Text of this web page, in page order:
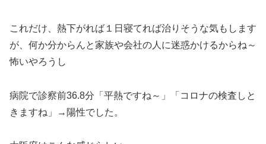
これだけ、熱下がれば１日寝てれば治りそうな気もします
が、何か分からんと家族や会社の人に迷惑かけるからね～
怖いやろうし
病院で診察前36.8分「平熱ですね～」「コロナの検査しと
きますね」→陽性でした。